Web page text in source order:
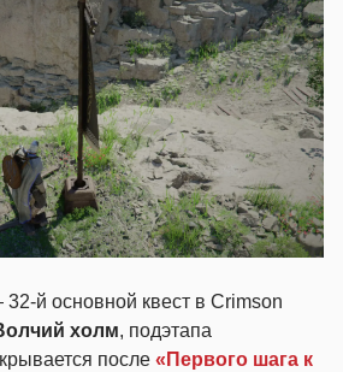
й основной квест в Crimson
Волчий холм, подэтапа
после «Первого шага к